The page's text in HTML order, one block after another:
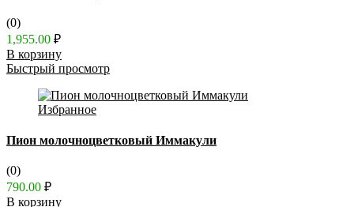
(0)
1,955.00 ₽
В корзину
Быстрый просмотр
Избранное
Пион молочноцветковый Иммакули
(0)
790.00 ₽
В корзину